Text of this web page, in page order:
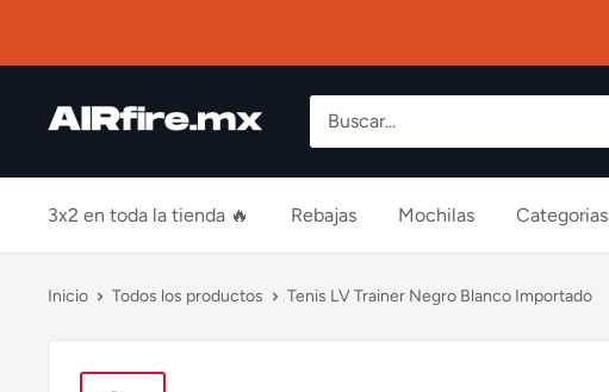
directamente
contenido
AIRfire
3x2 en toda la tienda 🔥 Rebajas Mochilas Categorias
Inicio Todos los productos Tenis LV Trainer Negro Blanco Importado